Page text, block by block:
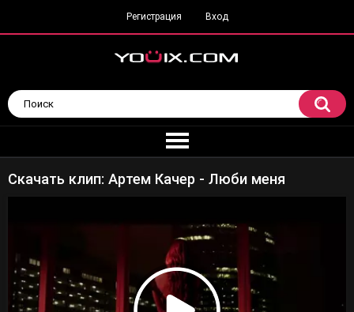
Регистрация Вход
Скачать клип: Артем Качер - Люби меня